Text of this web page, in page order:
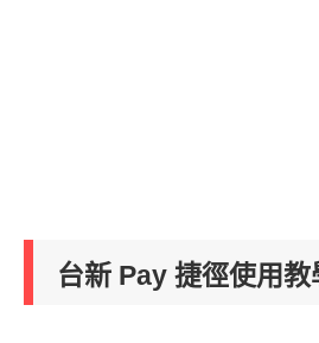
台新 Pay 捷徑使用教